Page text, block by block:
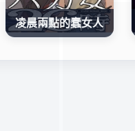
凌晨兩點的蠢女人